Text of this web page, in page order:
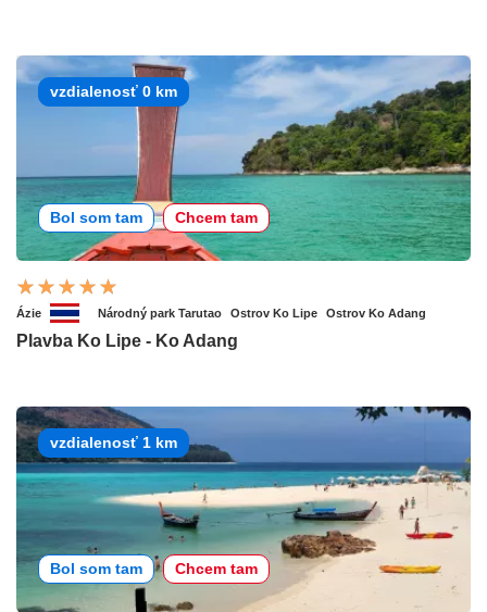
vzdialenosť 0 km
Bol som tam Chcem tam
Ázie Národný park Tarutao Ostrov Ko Lipe Ostrov Ko Adang
Plavba Ko Lipe - Ko Adang
vzdialenosť 1 km
Bol som tam Chcem tam